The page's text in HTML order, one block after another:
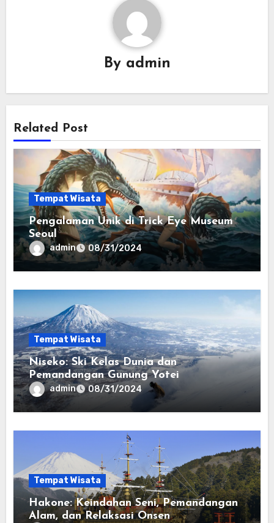
By admin
Related Post
Tempat Wisata
Pengalaman Unik di Trick Eye Museum
Seoul
admin 08/31/2024
Tempat Wisata
Niseko: Ski Kelas Dunia dan
Pemandangan Gunung Yotei
admin 08/31/2024
Tempat Wisata
Hakone: Keindahan Seni, Pemandangan
Alam, dan Relaksasi Onsen